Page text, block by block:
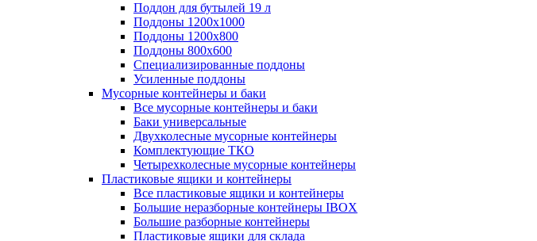
Поддон для бутылей 19 л
Поддоны 1200х1000
Поддоны 1200х800
Поддоны 800х600
Специализированные поддоны
Усиленные поддоны
Мусорные контейнеры и баки
Все мусорные контейнеры и баки
Баки универсальные
Двухколесные мусорные контейнеры
Комплектующие ТКО
Четырехколесные мусорные контейнеры
Пластиковые ящики и контейнеры
Все пластиковые ящики и контейнеры
Большие неразборные контейнеры IBOX
Большие разборные контейнеры
Пластиковые ящики для склада